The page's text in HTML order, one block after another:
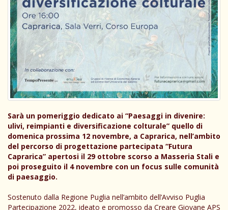
Sarà un pomeriggio dedicato ai “Paesaggi in divenire:
ulivi, reimpianti e diversificazione colturale” quello di
domenica prossima 12 novembre, a Caprarica, nell’ambito
del percorso di progettazione partecipata “Futura
Caprarica” apertosi il 29 ottobre scorso a Masseria Stali e
poi proseguito il 4 novembre con un focus sulle comunità
di paesaggio.
Sostenuto dalla Regione Puglia nell’ambito dell’Avviso Puglia
Partecipazione 2022, ideato e promosso da Creare Giovane APS